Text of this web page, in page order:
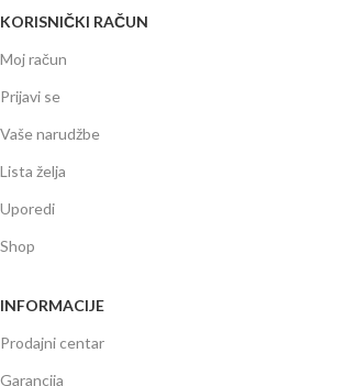
KORISNIČKI RAČUN
Moj račun
Prijavi se
Vaše narudžbe
Lista želja
Uporedi
Shop
INFORMACIJE
Prodajni centar
Garancija